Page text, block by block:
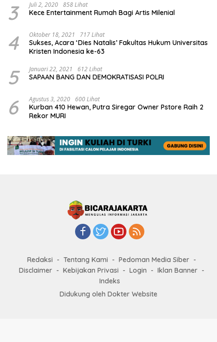
3 Juli 2, 2020 858 Lihat
Kece Entertainment Rumah Bagi Artis Milenial
4 Oktober 18, 2021 717 Lihat
Sukses, Acara ‘Dies Natalis’ Fakultas Hukum Universitas
Kristen Indonesia ke-63
5 Januari 22, 2021 612 Lihat
SAPAAN BANG DAN DEMOKRATISASI POLRI
6 Agustus 3, 2020 600 Lihat
Kurban 410 Hewan, Putra Siregar Owner Pstore Raih 2
Rekor MURI
Redaksi Tentang Kami
Pedoman Media Siber
Disclaimer
Kebijakan Privasi Login
Iklan Banner
Indeks
Didukung oleh Dokter Website